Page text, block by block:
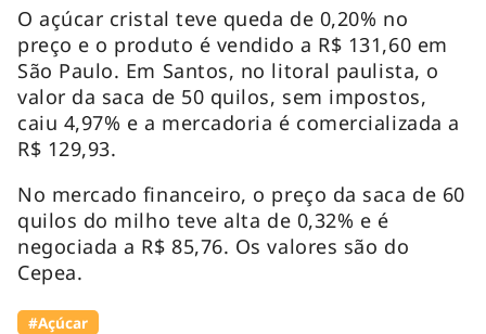
O açúcar cristal teve queda de 0,20% no
preço e o produto é vendido a R$ 131,60 em
São Paulo. Em Santos, no litoral paulista, o
valor da saca de 50 quilos, sem impostos,
caiu 4,97% e a mercadoria é comercializada a
R$ 129,93.
No mercado financeiro, o preço da saca de 60
quilos do milho teve alta de 0,32% e é
negociada a R$ 85,76. Os valores são do
Cepea.
#Açúcar